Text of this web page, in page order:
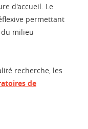
d'accueil. Le
permettant
milieu
recherche, les
de